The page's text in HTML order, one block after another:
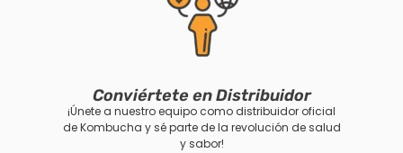
Conviértete en Distribuidor
¡Únete a nuestro equipo como distribuidor oficial
de Kombucha y sé parte de la revolución de salud
y sabor!